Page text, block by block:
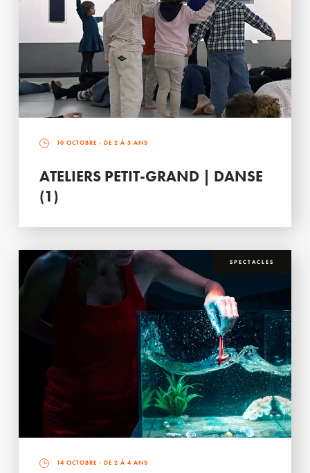
10 OCTOBRE - DE 2 À 3 ANS
ATELIERS PETIT-GRAND | DANSE
(1)
SPECTACLES
14 OCTOBRE - DE 2 À 4 ANS